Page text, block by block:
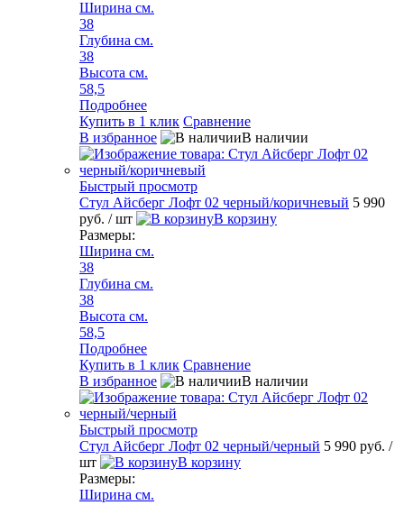
Ширина см.
38
Глубина см.
38
Высота см.
58,5
Подробнее
Купить в 1 клик Сравнение
В избранное
В наличии
Быстрый просмотр
Стул Айсберг Лофт 02 черный/коричневый 5 990
руб. / шт
В корзину
Размеры:
Ширина см.
38
Глубина см.
38
Высота см.
58,5
Подробнее
Купить в 1 клик Сравнение
В избранное
В наличии
Быстрый просмотр
Стул Айсберг Лофт 02 черный/черный 5 990 руб. /
шт
В корзину
Размеры:
Ширина см.